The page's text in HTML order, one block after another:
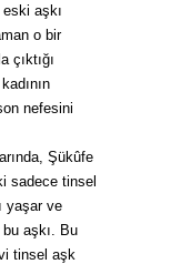
aşkı
o bir
çıktığı
nefesini
Şükûfe
sadece tinsel
yaşar ve
aşkı. Bu
tinsel aşk